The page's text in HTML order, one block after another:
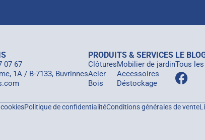
07 67
1A / B-7133, Buvrinnes
PRODUITS & SERVICES
Clôtures
Acier
Bois
Mobilier de jardin
Accessoires
Déstockage
LE
Tous
Politique de confidentialitéConditions générales de vente